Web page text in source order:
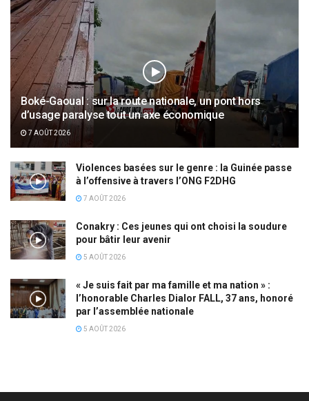
Boké-Gaoual : sur la route nationale, un pont hors
d’usage paralyse tout un axe économique
7 AOÛT 2026
Violences basées sur le genre : la Guinée passe
à l’offensive à travers l’ONG F2DHG
7 AOÛT 2026
Conakry : Ces jeunes qui ont choisi la soudure
pour bâtir leur avenir
5 AOÛT 2026
« Je suis fait par ma famille et ma nation » :
l’honorable Charles Dialor FALL, 37 ans, honoré
par l’assemblée nationale
5 AOÛT 2026